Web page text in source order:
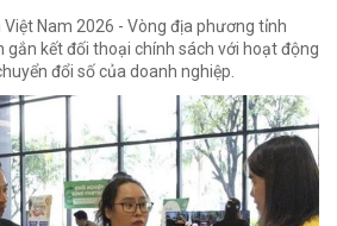
Việt Nam 2026 - Vòng địa phương tỉnh
gắn kết đối thoại chính sách với hoạt động
đổi số của doanh nghiệp.